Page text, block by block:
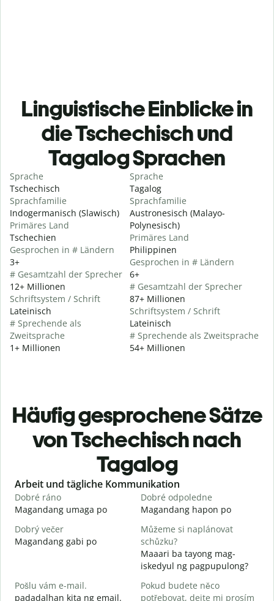
Linguistische Einblicke in
die Tschechisch und
Tagalog Sprachen
Sprache
Tschechisch
Sprachfamilie
Indogermanisch (Slawisch)
Primäres Land
Tschechien
Gesprochen in # Ländern
3+
# Gesamtzahl der Sprecher
12+ Millionen
Schriftsystem / Schrift
Lateinisch
# Sprechende als
Zweitsprache
1+ Millionen
Sprache
Tagalog
Sprachfamilie
Austronesisch (Malayo-
Polynesisch)
Primäres Land
Philippinen
Gesprochen in # Ländern
6+
# Gesamtzahl der Sprecher
87+ Millionen
Schriftsystem / Schrift
Lateinisch
# Sprechende als Zweitsprache
54+ Millionen
Häufig gesprochene Sätze
von Tschechisch nach
Tagalog
Slide 1 of 6
Arbeit und tägliche Kommunikation
Dobré ráno
Magandang umaga po
Dobré odpoledne
Magandang hapon po
Dobrý večer
Magandang gabi po
Můžeme si naplánovat
schůzku?
Maaari ba tayong mag-
iskedyul ng pagpupulong?
Pošlu vám e-mail.
padadalhan kita ng email.
Pokud budete něco
potřebovat, dejte mi prosím